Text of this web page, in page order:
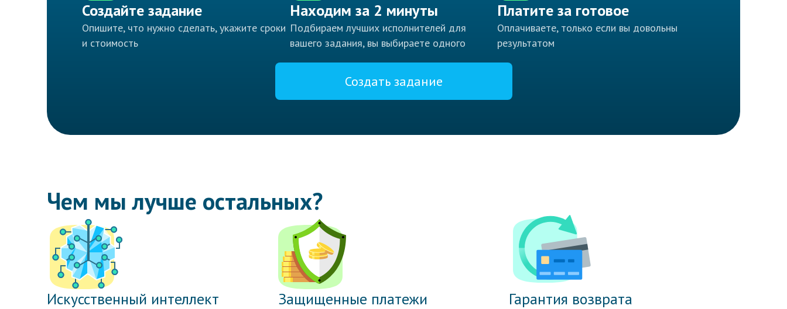
Создайте задание
Опишите, что нужно сделать, укажите сроки
и стоимость
Находим за 2 минуты
Подбираем лучших исполнителей для
вашего задания, вы выбираете одного
Платите за готовое
Оплачиваете, только если вы довольны
результатом
Создать задание
Чем мы лучше остальных?
Искусственный интеллект Защищенные платежи Гарантия возврата